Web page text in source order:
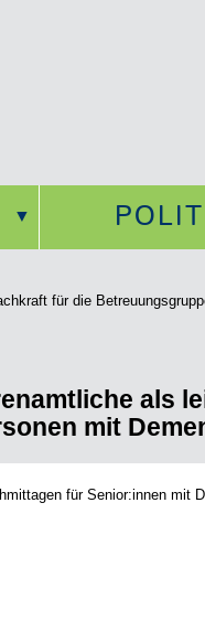
für die
als
mit
für Senior:innen mit